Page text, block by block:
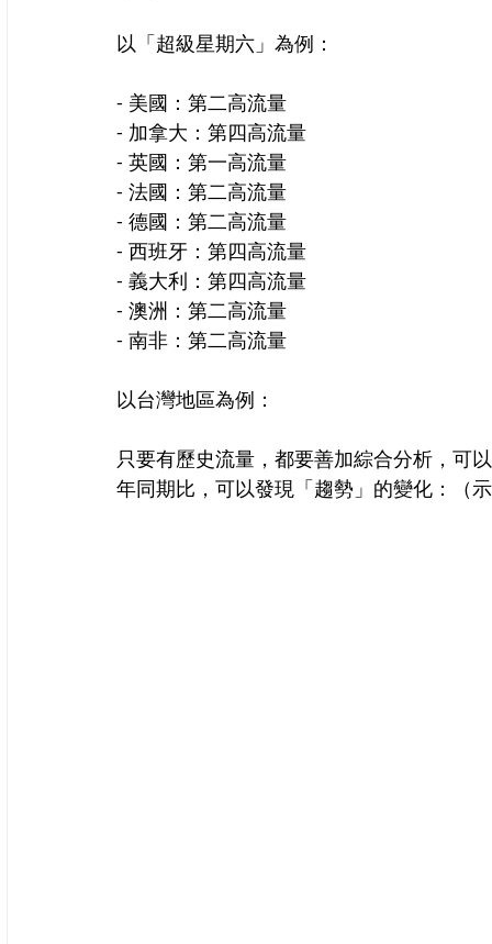
以「超級星期六」為例：
- 美國：第二高流量
- 加拿大：第四高流量
- 英國：第一高流量
- 法國：第二高流量
- 德國：第二高流量
- 西班牙：第四高流量
- 義大利：第四高流量
- 澳洲：第二高流量
- 南非：第二高流量
以台灣地區為例：
只要有歷史流量，都要善加綜合分析，可
年同期比，可以發現「趨勢」的變化：（